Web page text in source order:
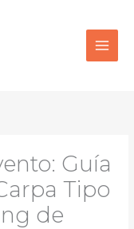
Guía
Tipo
de